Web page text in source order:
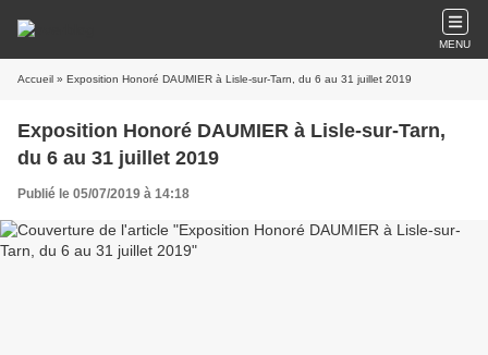
MENU
Accueil » Exposition Honoré DAUMIER à Lisle-sur-Tarn, du 6 au 31 juillet 2019
Exposition Honoré DAUMIER à Lisle-sur-Tarn,
du 6 au 31 juillet 2019
Publié le 05/07/2019 à 14:18